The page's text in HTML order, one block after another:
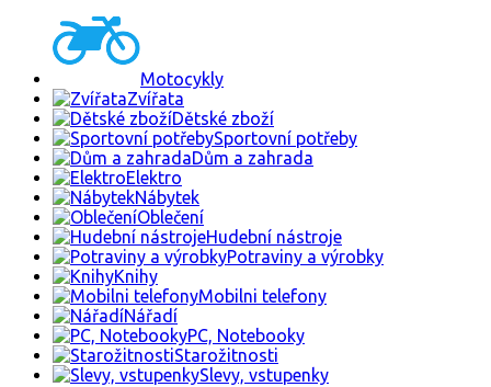
Motocykly
Zvířata
Dětské zboží
Sportovní potřeby
Dům a zahrada
Elektro
Nábytek
Oblečení
Hudební nástroje
Potraviny a výrobky
Knihy
Mobilni telefony
Nářadí
PC, Notebooky
Starožitnosti
Slevy, vstupenky